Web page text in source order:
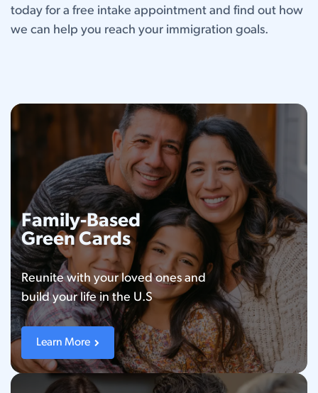
today for a free intake appointment and find out how
we can help you reach your immigration goals.
Family-Based
Green Cards
Reunite with your loved ones and
build your life in the U.S
Learn More